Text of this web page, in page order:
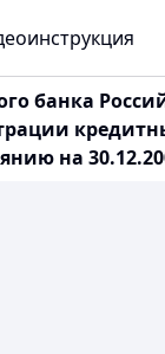
банка
на